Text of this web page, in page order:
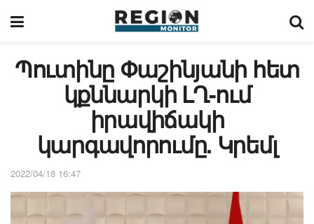
Պուտինը Փաշինյանի հետ
կքննարկի ԼՂ-ում
իրավիճակի
կարգավորումը. Կրեմլ
2022/04/18 16:47